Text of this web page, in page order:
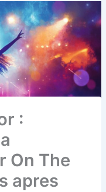
:
On The
apres